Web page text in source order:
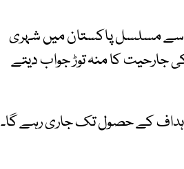
سے مسلسل پاکستان میں شہری
کی جارحیت کا منہ توڑ جواب دیتے
اہداف کے حصول تک جاری رہے گا۔